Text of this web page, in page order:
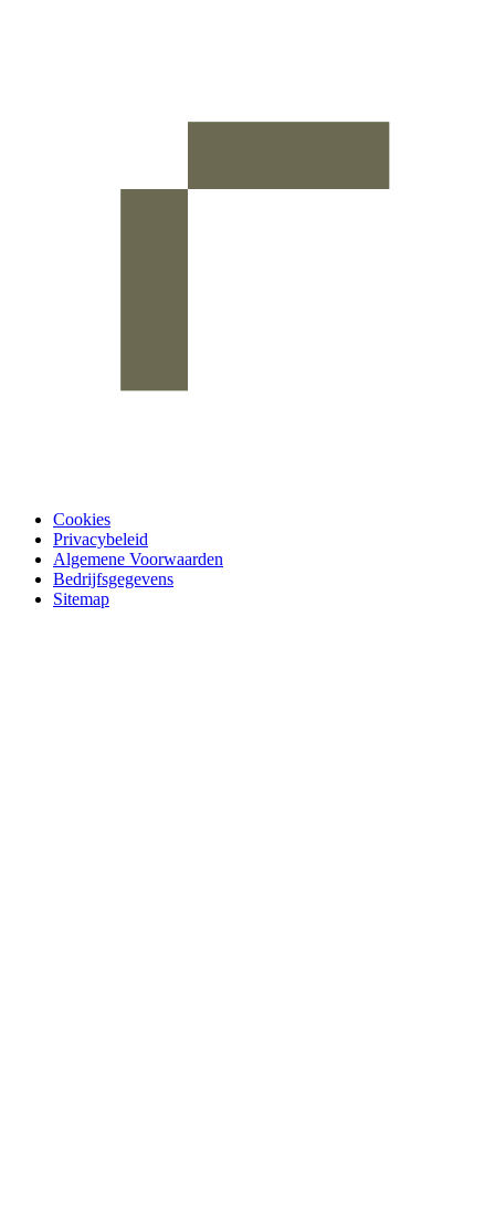
Cookies
Privacybeleid
Algemene Voorwaarden
Bedrijfsgegevens
Sitemap